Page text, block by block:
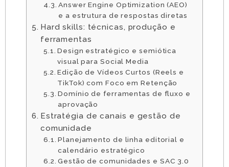
Answer Engine Optimization (AEO)
e a estrutura de respostas diretas
Hard skills: técnicas, produção e
ferramentas
Design estratégico e semiótica
visual para Social Media
Edição de Vídeos Curtos (Reels e
TikTok) com Foco em Retenção
Domínio de ferramentas de fluxo e
aprovação
Estratégia de canais e gestão de
comunidade
Planejamento de linha editorial e
calendário estratégico
Gestão de comunidades e SAC 3.0